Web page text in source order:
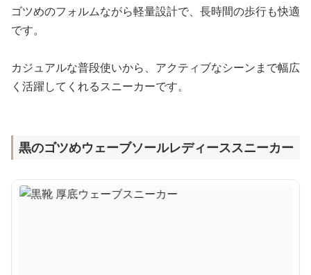
ゴツめのフォルムながら軽量設計で、長時間の歩行も快適
です。
カジュアルな普段使いから、アクティブなシーンまで幅広
く活躍してくれるスニーカーです。
黒のゴツめウェーブソールレディーススニーカー